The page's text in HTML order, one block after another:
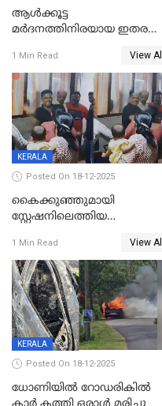
ആൾക്കൂട്ട
മർദനത്തിനിരയായ ഇതര
നടുക്കുന്ന സംഭവം
വാളയാറിൽ
1 Min Read View All
KERALA
Posted On 18-12-2025
കൈക്കുഞ്ഞുമായി
സ്റ്റേഷനിലെത്തിയ
കരണത്തടിച്ചു; CC ടിവി
ദൃശ്യങ്ങൾ പുറത്ത്
1 Min Read View All
KERALA
Posted On 18-12-2025
ധോണിയിൽ റോഡരികിൽ